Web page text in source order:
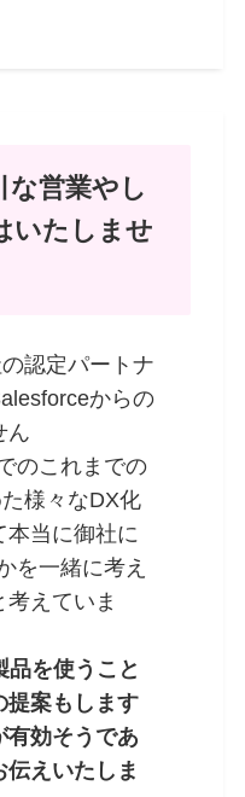
な営業やし
いたしませ
認定パートナ
からの
ん
のこれまでの
様々なDX化
本当に御社に
を一緒に考え
えていま
を使うこと
提案もします
有効そうであ
えいたしま